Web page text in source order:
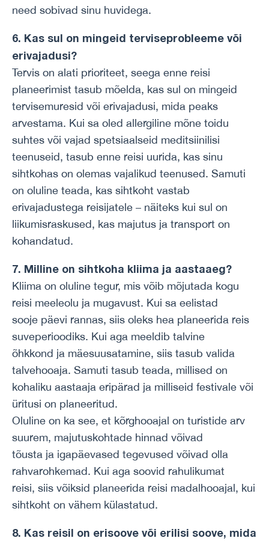
need sobivad sinu huvidega.
6. Kas sul on mingeid terviseprobleeme või
erivajadusi?
Tervis on alati prioriteet, seega enne reisi
planeerimist tasub mõelda, kas sul on mingeid
tervisemuresid või erivajadusi, mida peaks
arvestama. Kui sa oled allergiline mõne toidu
suhtes või vajad spetsiaalseid meditsiinilisi
teenuseid, tasub enne reisi uurida, kas sinu
sihtkohas on olemas vajalikud teenused. Samuti
on oluline teada, kas sihtkoht vastab
erivajadustega reisijatele – näiteks kui sul on
liikumisraskused, kas majutus ja transport on
kohandatud.
7. Milline on sihtkoha kliima ja aastaaeg?
Kliima on oluline tegur, mis võib mõjutada kogu
reisi meeleolu ja mugavust. Kui sa eelistad
sooje päevi rannas, siis oleks hea planeerida reis
suveperioodiks. Kui aga meeldib talvine
õhkkond ja mäesuusatamine, siis tasub valida
talvehooaja. Samuti tasub teada, millised on
kohaliku aastaaja eripärad ja milliseid festivale või
üritusi on planeeritud.
Oluline on ka see, et kõrghooajal on turistide arv
suurem, majutuskohtade hinnad võivad
tõusta ja igapäevased tegevused võivad olla
rahvarohkemad. Kui aga soovid rahulikumat
reisi, siis võiksid planeerida reisi madalhooajal, kui
sihtkoht on vähem külastatud.
8. Kas reisil on erisoove või erilisi soove, mida